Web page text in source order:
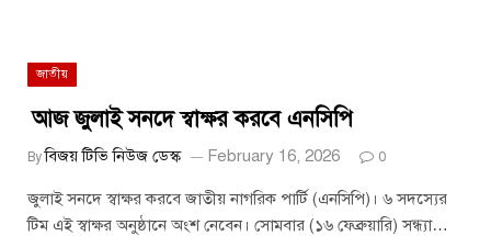
জাতীয়
আজ জুলাই সনদে স্বাক্ষর করবে এনসিপি
By বিজয় টিভি নিউজ ডেস্ক February 16, 2026 0
জুলাই সনদে স্বাক্ষর করবে জাতীয় নাগরিক পার্টি (এনসিপি)। ৬ সদস্যের
টিম এই স্বাক্ষর অনুষ্ঠানে অংশ নেবেন। সোমবার (১৬ ফেব্রুয়ারি) সন্ধ্যা…